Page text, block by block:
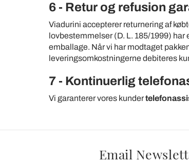
6 - Retur og refusion
Viadurini accepterer returnering af
lovbestemmelser (D. L. 185/1999) har
emballage. Når vi har modtaget
leveringsomkostningerne debiteres
7 - Kontinuerlig
Vi garanterer vores kunder
Email